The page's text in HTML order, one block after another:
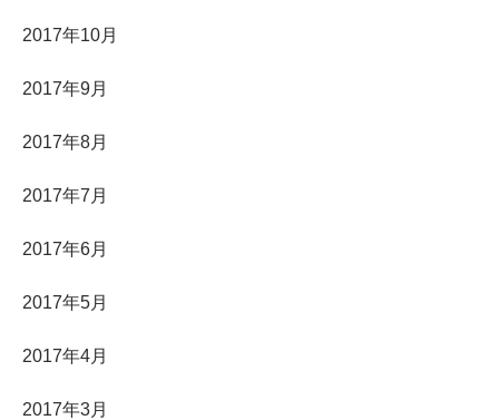
2017年10月
2017年9月
2017年8月
2017年7月
2017年6月
2017年5月
2017年4月
2017年3月